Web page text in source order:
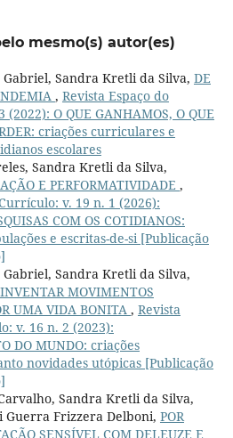
mesmo(s) autor(es)
Gabriel, Sandra Kretli da Silva, DE
, Revista Espaço do
O QUE GANHAMOS, O QUE
criações curriculares e
escolares
Sandra Kretli da Silva,
E PERFORMATIVIDADE ,
v. 19 n. 1 (2026):
COM OS COTIDIANOS:
e escritas-de-si [Publicação
Gabriel, Sandra Kretli da Silva,
MOVIMENTOS
UMA VIDA BONITA , Revista
v. 16 n. 2 (2023):
DO MUNDO: criações
novidades utópicas [Publicação
Sandra Kretli da Silva,
Guerra Frizzera Delboni, POR
SENSÍVEL COM DELEUZE E